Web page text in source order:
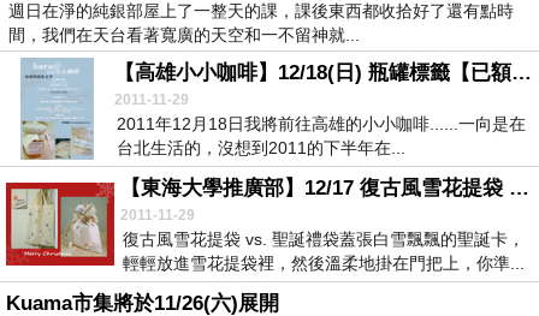
週日在淨的純銀部屋上了一整天的課，課後東西都收拾好了還有點時
間，我們在天台看著寬廣的天空和一不留神就...
【高雄小小咖啡】12/18(日) 瓶罐標籤【已額滿, 可候補】
2011-11-29
2011年12月18日我將前往高雄的小小咖啡......一向是在
台北生活的，沒想到2011的下半年在...
【東海大學推廣部】12/17 復古風雪花提袋 招生中
2011-11-29
復古風雪花提袋 vs. 聖誕禮袋蓋張白雪飄飄的聖誕卡，
輕輕放進雪花提袋裡，然後溫柔地掛在門把上，你準...
Kuama市集將於11/26(六)展開